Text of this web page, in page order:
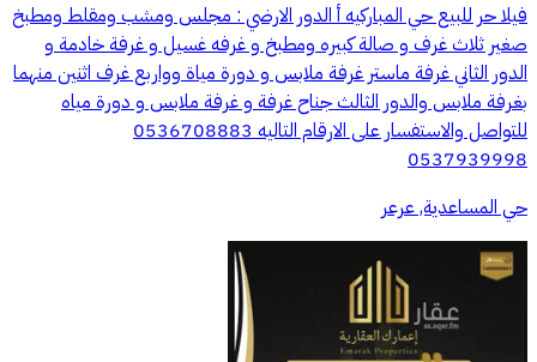
فيلا حر للبيع حي المباركيه أ الدور الارضي : مجلس ومشب ومقلط ومطبخ
صغير ثلاث غرف و صالة كبيره ومطبخ و غرفه غسيل و غرفة خادمة و
الدور الثاني غرفة ماستر غرفة ملابس و دورة مياة وواربع غرف اثنين منهما
بغرفة ملابس والدور الثالث جناح غرفة و غرفة ملابس و دورة مياه
للتواصل والاستفسار على الارقام التاليه 0536708883
0537939998
حي المساعدية, عرعر